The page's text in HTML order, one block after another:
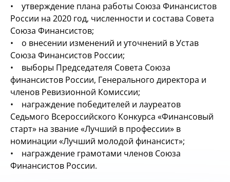
• утверждение плана работы Союза Финансистов
России на 2020 год, численности и состава Совета
Союза Финансистов;
• о внесении изменений и уточнений в Устав
Союза Финансистов России;
• выборы Председателя Совета Союза
финансистов России, Генерального директора и
членов Ревизионной Комиссии;
• награждение победителей и лауреатов
Седьмого Всероссийского Конкурса «Финансовый
старт» на звание «Лучший в профессии» в
номинации «Лучший молодой финансист»;
• награждение грамотами членов Союза
Финансистов России.